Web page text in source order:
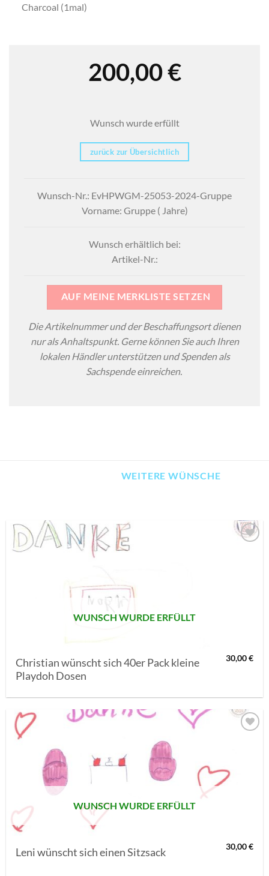
Charcoal (1mal)
200,00€
Wunsch wurde erfüllt
zurück zur Übersichtlich
Wunsch-Nr.: EvHPWGM-25053-2024-Gruppe
Vorname: Gruppe ( Jahre)
Wunsch erhältlich bei:
Artikel-Nr.:
AUF MEINE MERKLISTE SETZEN
Die Artikelnummer und der Beschaffungsort dienen
nur als Anhaltspunkt. Gerne können Sie auch Ihren
lokalen Händler unterstützen und Spenden als
Sachspende einreichen.
WEITERE WÜNSCHE
WUNSCH WURDE ERFÜLLT
Christian wünscht sich 40er Pack kleine
Playdoh Dosen
30,00€
WUNSCH WURDE ERFÜLLT
Leni wünscht sich einen Sitzsack 30,00€